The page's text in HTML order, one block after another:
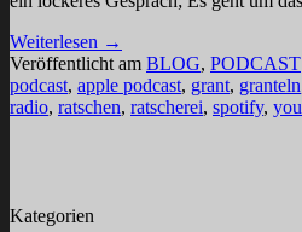
Weiterlesen →
Veröffentlicht am BLOG, PODCAST
podcast, apple podcast, grant, granteln
radio, ratschen, ratscherei, spotify,
Kategorien